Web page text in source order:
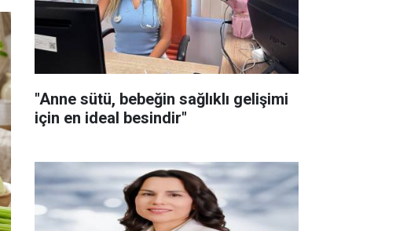
"Anne sütü, bebeğin sağlıklı gelişimi
için en ideal besindir"